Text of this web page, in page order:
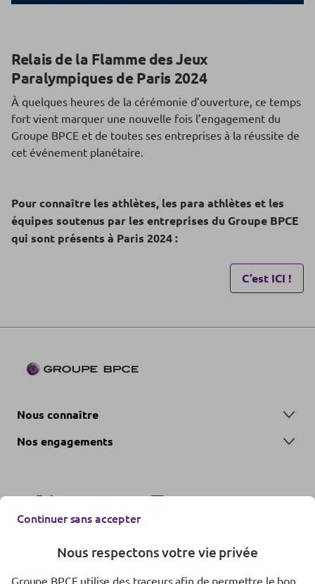
Relais de la Flamme des Jeux
Paralympiques de Paris 2024
À quelques heures de la cérémonie d’ouverture, ce temps
fort vient marquer une nouvelle fois l’engagement du
Groupe BPCE et de toutes ses entreprises à la réussite de
cet événement planétaire.
Pour connaître les athlètes, les para athlètes et les
équipes soutenus par les entreprises du Groupe BPCE
qui sont présents à Paris 2024 :
C’est ICI !
Nous connaître
Nos engagements
Continuer sans accepter
Nous respectons votre vie privée
Groupe BPCE utilise des traceurs afin de permettre le bon